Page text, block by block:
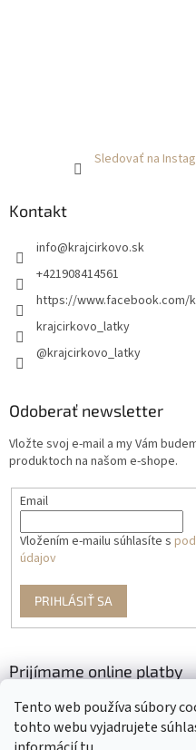
Tento web používa súbory
tohto webu vyjadrujete
Sledovať na
Kontakt
info@krajcirkovo.sk
+421908414561
https://www.facebook.com/
krajcirkovo_latky
@krajcirkovo_latky
Odoberať newsletter
Vložte svoj e-mail a my Vám
produktoch na našom e-shope.
Email
Vložením e-mailu súhlasíte s
údajov
PRIHLÁSIŤ SA
Prijímame online platby